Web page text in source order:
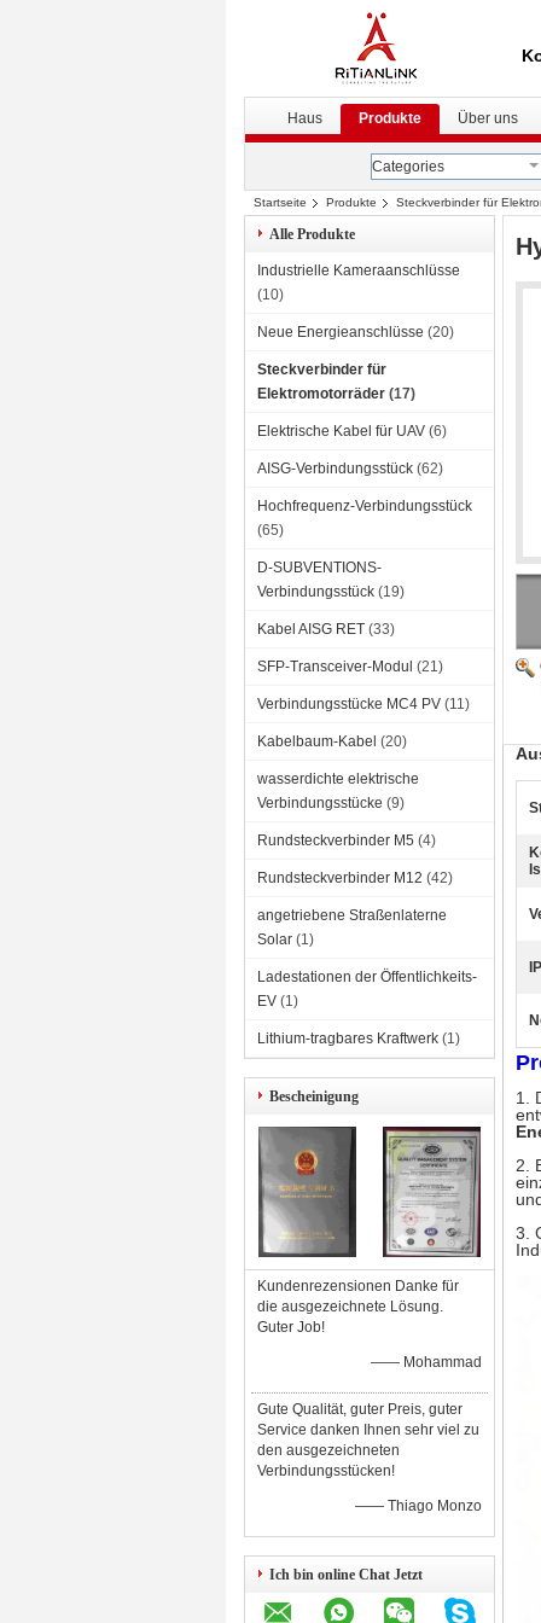
Haus Produkte Über uns
Categories
Startseite Produkte Steckverbinder für
Alle Produkte
Industrielle Kameraanschlüsse
(10)
Neue Energieanschlüsse (20)
Steckverbinder für
Elektromotorräder (17)
Elektrische Kabel für UAV (6)
AISG-Verbindungsstück (62)
Hochfrequenz-Verbindungsstück
(65)
D-SUBVENTIONS-
Verbindungsstück (19)
Kabel AISG RET (33)
SFP-Transceiver-Modul (21)
Verbindungsstücke MC4 PV (11)
Kabelbaum-Kabel (20)
wasserdichte elektrische
Verbindungsstücke (9)
Rundsteckverbinder M5 (4)
Rundsteckverbinder M12 (42)
angetriebene Straßenlaterne
Solar (1)
Ladestationen der Öffentlichkeits-
EV (1)
Lithium-tragbares Kraftwerk (1)
Bescheinigung
Kundenrezensionen Danke für
die ausgezeichnete Lösung.
Guter Job!
—— Mohammad
Gute Qualität, guter Preis, guter
Service danken Ihnen sehr viel zu
den ausgezeichneten
Verbindungsstücken!
—— Thiago Monzo
Ich bin online Chat Jetzt
1.
2.
3.